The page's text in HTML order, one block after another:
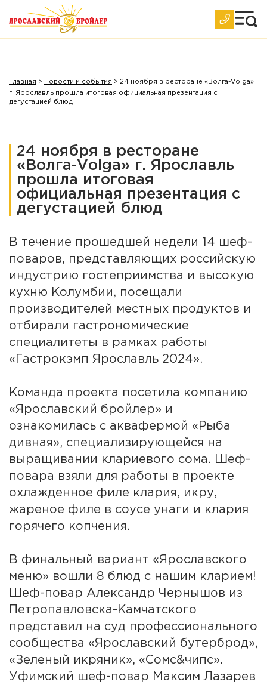
Главная > Новости и события > 24 ноября в ресторане «Волга-Volga»
г. Ярославль прошла итоговая официальная презентация с
дегустацией блюд
24 ноября в ресторане
«Волга-Volga» г. Ярославль
прошла итоговая
официальная презентация с
дегустацией блюд
В течение прошедшей недели 14 шеф-
поваров, представляющих российскую
индустрию гостеприимства и высокую
кухню Колумбии, посещали
производителей местных продуктов и
отбирали гастрономические
специалитеты в рамках работы
«Гастрокэмп Ярославль 2024».
Команда проекта посетила компанию
«Ярославский бройлер» и
ознакомилась с аквафермой «Рыба
дивная», специализирующейся на
выращивании клариевого сома. Шеф-
повара взяли для работы в проекте
охлажденное филе клария, икру,
жареное филе в соусе унаги и клария
горячего копчения.
В финальный вариант «Ярославского
меню» вошли 8 блюд с нашим кларием!
Шеф-повар Александр Чернышов из
Петропавловска-Камчатского
представил на суд профессионального
сообщества «Ярославский бутерброд»,
«Зеленый икряник», «Сомс&чипс».
Уфимский шеф-повар Максим Лазарев